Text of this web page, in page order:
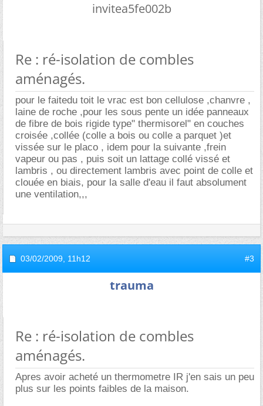
invitea5fe002b
Re : ré-isolation de combles
aménagés.
pour le faitedu toit le vrac est bon cellulose ,chanvre ,
laine de roche ,pour les sous pente un idée panneaux
de fibre de bois rigide type" thermisorel" en couches
croisée ,collée (colle a bois ou colle a parquet )et
vissée sur le placo , idem pour la suivante ,frein
vapeur ou pas , puis soit un lattage collé vissé et
lambris , ou directement lambris avec point de colle et
clouée en biais, pour la salle d'eau il faut absolument
une ventilation,,,
03/02/2009, 11h12 #3
trauma
Re : ré-isolation de combles
aménagés.
Apres avoir acheté un thermometre IR j'en sais un peu
plus sur les points faibles de la maison.